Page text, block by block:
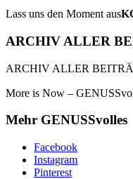
Lass uns den Moment aus
ARCHIV ALLER
ARCHIV ALLER
More is Now –
Mehr GENUSSvolles
Facebook
Instagram
Pinterest